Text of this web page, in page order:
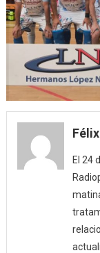
Félix
El 24